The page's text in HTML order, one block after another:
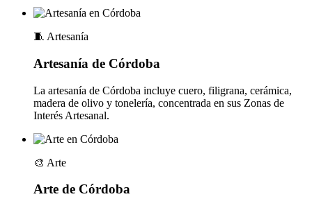
🧵 Artesanía
Artesanía de Córdoba
La artesanía de Córdoba incluye cuero, filigrana, cerámica,
madera de olivo y tonelería, concentrada en sus Zonas de
Interés Artesanal.
🎨 Arte
Arte de Córdoba